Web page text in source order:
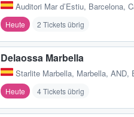
Auditori Mar d’Estiu, Barcelona,
Heute 2 Tickets übrig
Delaossa Marbella
Starlite Marbella, Marbella, AND,
Heute 4 Tickets übrig